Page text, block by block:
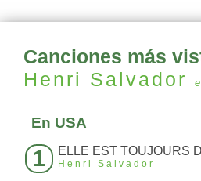
Canciones más
Henri Salvador
En USA
1 Henri Salvador